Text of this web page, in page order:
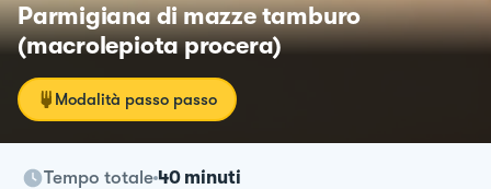
Parmigiana di mazze tamburo
(macrolepiota procera)
Modalità passo passo
Tempo totale 40 minuti